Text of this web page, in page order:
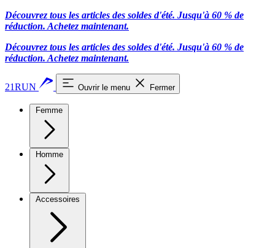
Découvrez tous les articles des soldes d'été. Jusqu'à 60 % de
réduction. Achetez maintenant.
Découvrez tous les articles des soldes d'été. Jusqu'à 60 % de
réduction. Achetez maintenant.
21RUN Ouvrir le menu Fermer
Femme
Homme
Accessoires